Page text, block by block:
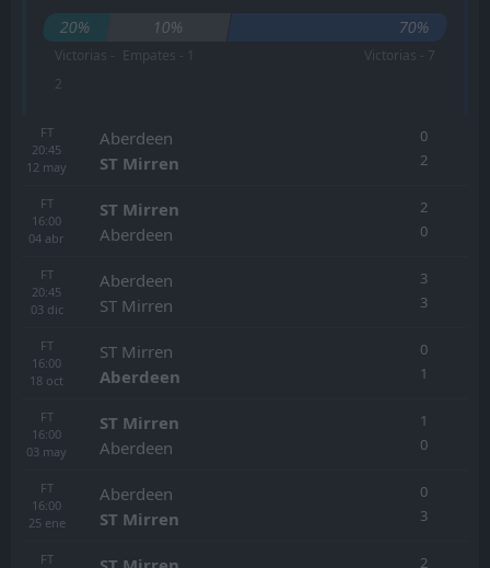
20% 10% 70%
Victorias -
2
Empates - 1 Victorias - 7
FT
20:45
12 may
Aberdeen
ST Mirren
0
2
FT
16:00
04 abr
ST Mirren
Aberdeen
2
0
FT
20:45
03 dic
Aberdeen
ST Mirren
3
3
FT
16:00
18 oct
ST Mirren
Aberdeen
0
1
FT
16:00
03 may
ST Mirren
Aberdeen
1
0
FT
16:00
25 ene
Aberdeen
ST Mirren
0
3
FT
2